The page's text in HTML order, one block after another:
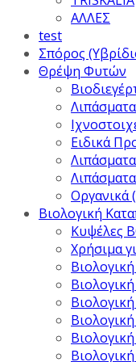
ΑΛΛΕΣ
test
Σπόρος
Θρέψη Φυτών
Ειδικά
Οργανικά
Βιολογική
Κυψέλες
Χρήσιμα